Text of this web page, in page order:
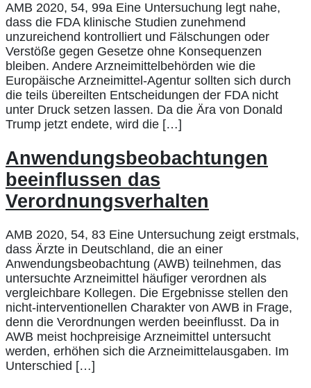
AMB 2020, 54, 99a Eine Untersuchung legt nahe,
dass die FDA klinische Studien zunehmend
unzureichend kontrolliert und Fälschungen oder
Verstöße gegen Gesetze ohne Konsequenzen
bleiben. Andere Arzneimittelbehörden wie die
Europäische Arzneimittel-Agentur sollten sich durch
die teils übereilten Entscheidungen der FDA nicht
unter Druck setzen lassen. Da die Ära von Donald
Trump jetzt endete, wird die […]
Anwendungsbeobachtungen
beeinflussen das
Verordnungsverhalten
AMB 2020, 54, 83 Eine Untersuchung zeigt erstmals,
dass Ärzte in Deutschland, die an einer
Anwendungsbeobachtung (AWB) teilnehmen, das
untersuchte Arzneimittel häufiger verordnen als
vergleichbare Kollegen. Die Ergebnisse stellen den
nicht-interventionellen Charakter von AWB in Frage,
denn die Verordnungen werden beeinflusst. Da in
AWB meist hochpreisige Arzneimittel untersucht
werden, erhöhen sich die Arzneimittelausgaben. Im
Unterschied […]